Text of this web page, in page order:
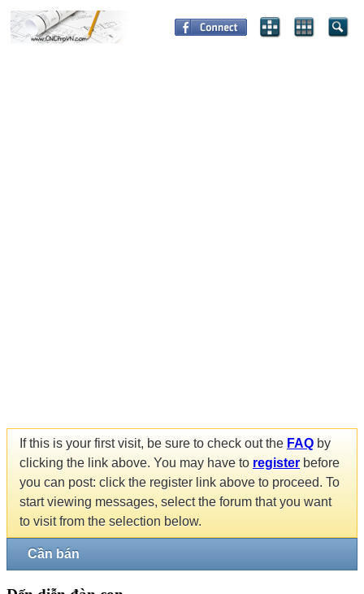
If this is your first visit, be sure to check out the FAQ by
clicking the link above. You may have to register before
you can post: click the register link above to proceed. To
start viewing messages, select the forum that you want
to visit from the selection below.
Cần bán